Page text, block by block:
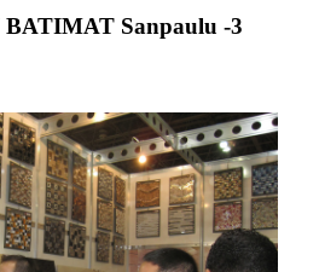
BATIMAT Sanpaulu -3